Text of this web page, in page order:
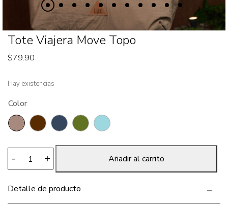
Tote Viajera Move Topo
$79.90
Hay existencias
Color
Viajera
Topo
cantidad
+
- Añadir al carrito
Detalle de producto